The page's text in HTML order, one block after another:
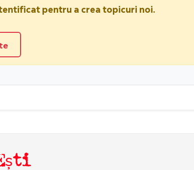
pentru a crea topicuri noi.